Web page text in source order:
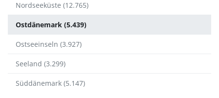
Nordseeküste (12.765)
Ostdänemark (5.439)
Ostseeinseln (3.927)
Seeland (3.299)
Süddänemark (5.147)